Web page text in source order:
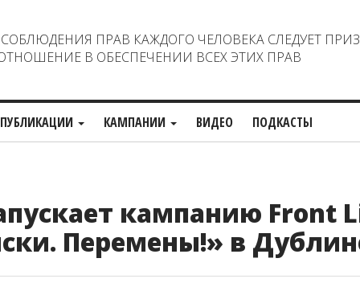
ПРАВ КАЖДОГО ЧЕЛОВЕКА СЛЕДУЕТ
В ОБЕСПЕЧЕНИИ ВСЕХ ЭТИХ ПРАВ
ПУБЛИКАЦИИ КАМПАНИИ ВИДЕО ПОДКАСТЫ
кампанию Front
Перемены!» в